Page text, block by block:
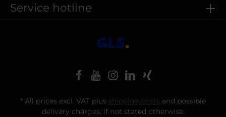
Service hotline
* All prices excl. VAT plus shipping costs and possible
delivery charges, if not stated otherwise.